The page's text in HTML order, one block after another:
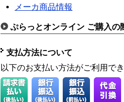
メーカ商品情報
ぷらっとオンライン ご購入の
支払方法について
以下のお支払い方法がご利用で